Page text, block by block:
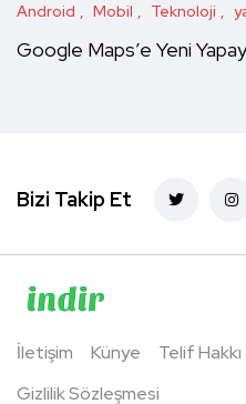
Android Mobil Teknoloji
Google Maps’e Yeni
Bizi Takip Et
İletişim Künye Telif Hakkı
Gizlilik Sözleşmesi